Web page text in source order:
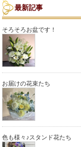
最新記事
そろそろお盆です！
お届けの花束たち
色も様々♪スタンド花たち